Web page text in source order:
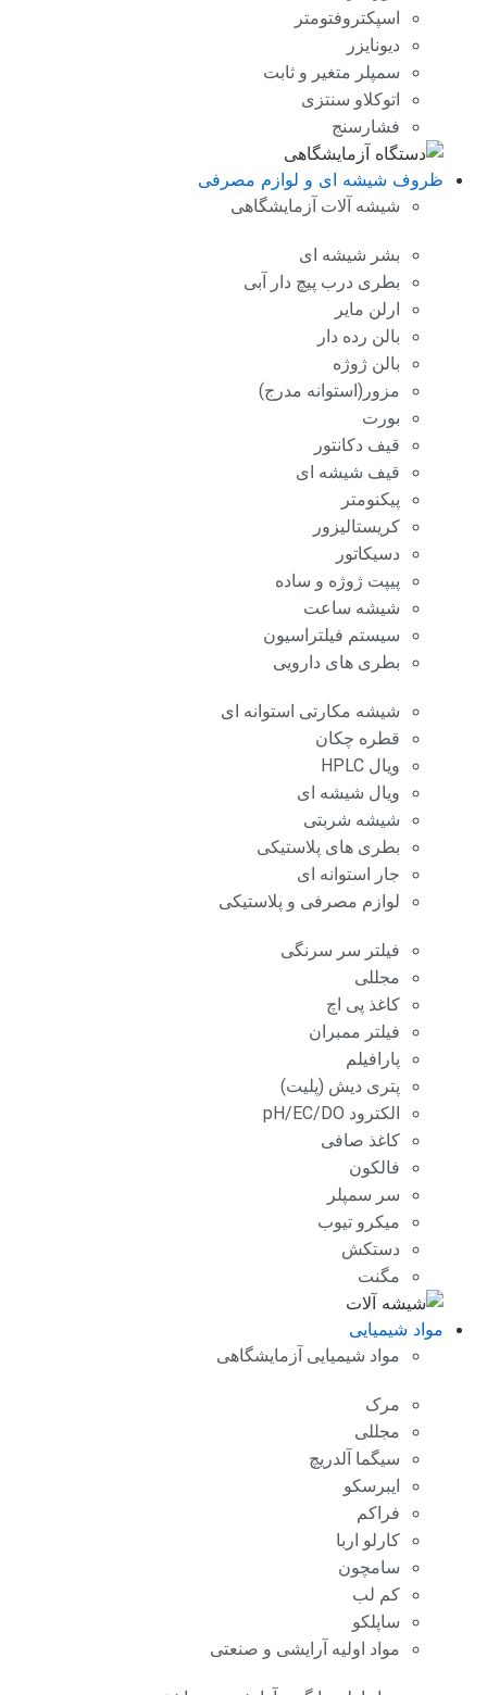
اسپکتروفتومتر
دیونایزر
سمپلر متغیر و ثابت
اتوکلاو سنتزی
فشارسنج
ظروف شیشه ای و لوازم مصرفی
شیشه آلات آزمایشگاهی
بشر شیشه ای
بطری درب پیچ دار آبی
ارلن مایر
بالن رده دار
بالن ژوژه
مزور(استوانه مدرج)
بورت
قیف دکانتور
قیف شیشه ای
پیکنومتر
کریستالیزور
دسیکاتور
پیپت ژوژه و ساده
شیشه ساعت
سیستم فیلتراسیون
بطری های دارویی
شیشه مکارتی استوانه ای
قطره چکان
ویال HPLC
ویال شیشه ای
شیشه شربتی
بطری های پلاستیکی
جار استوانه ای
لوازم مصرفی و پلاستیکی
فیلتر سر سرنگی
مجللی
کاغذ پی اچ
فیلتر ممبران
پارافیلم
پتری دیش (پلیت)
الکترود pH/EC/DO
کاغذ صافی
فالکون
سر سمپلر
میکرو تیوب
دستکش
مگنت
مواد شیمیایی
مواد شیمیایی آزمایشگاهی
مرک
مجللی
سیگما آلدریچ
ایبرسکو
فراکم
کارلو اربا
سامچون
کم لب
ساپلکو
مواد اولیه آرایشی و صنعتی